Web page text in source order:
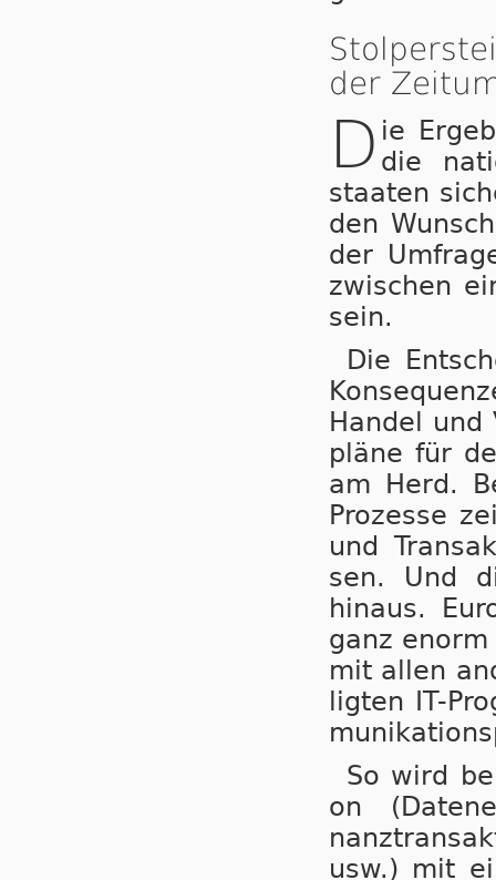
der
D ie
die
staa­ten
den
der
zwi­schen
sein.
Die
Han­del
plä­ne für
am Herd.
Pro­zes­se
und
sen. Und
hinaus.
ganz
mit allen
lig­ten IT-
So wird
on
usw.) mit